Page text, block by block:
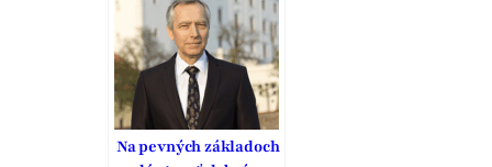
Na pevných základoch